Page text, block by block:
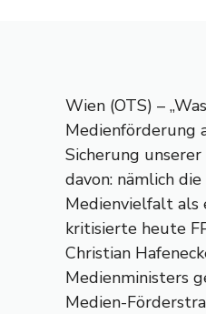
Wien (OTS) –
Medienförderung
Sicherung
davon: nämlich
Medienvielfalt als
kritisierte heute
Christian
Medienministers
Medien-